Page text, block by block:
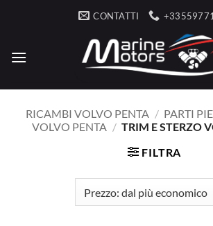
CONTATTI
RICAMBI VOLVO PENTA / PARTI
VOLVO PENTA / TRIM E STERZO
FILTRA